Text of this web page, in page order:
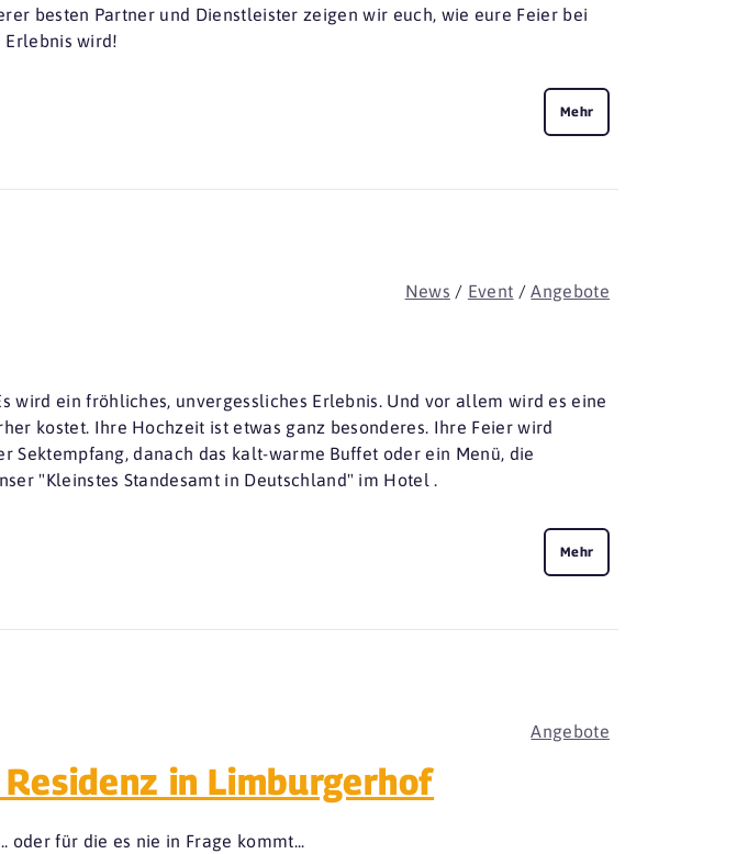
besten Partner und Dienstleister zeigen wir euch, wie eure Feier bei
Erlebnis wird!
Mehr
News / Event /Angebote
wird ein fröhliches, unvergessliches Erlebnis. Und vor allem wird es eine
kostet. Ihre Hochzeit ist etwas ganz besonderes. Ihre Feier wird
danach das kalt-warme Buffet oder ein Menü, die
"Kleinstes Standesamt in Deutschland" im Hotel .
Mehr
Angebote
in Limburgerhof
oder für die es nie in Frage kommt...